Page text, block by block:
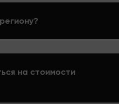
на стоимости